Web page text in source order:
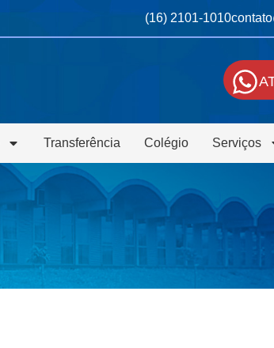
(16) 2101-1010
Transferência Colégio Serviços